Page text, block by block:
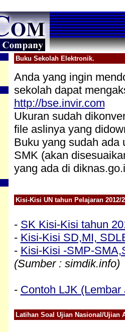
Buku Sekolah Elektronik.
Anda yang ingin
sekolah dapat
http://bse.invir.com
Ukuran sudah
file aslinya yang
Buku yang sudah
SMK (akan
yang ada di
Kisi-Kisi UN tahun Pelajaran 2012/
- SK Kisi-Kisi tahun
- Kisi-Kisi SD,MI,
- Kisi-Kisi -SMP-
(Sumber : simdik.info)
- Contoh LJK
Latihan Soal Ujian Nasional/Ujian